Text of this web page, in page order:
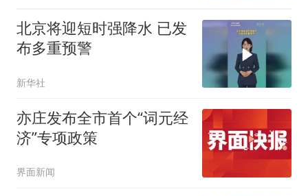
北京将迎短时强降水 已发
布多重预警
新华社
亦庄发布全市首个“词元经
济”专项政策
界面新闻